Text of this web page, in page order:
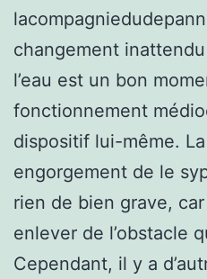
changement
l’eau est un bon
fonctionnement
dispositif lui-même.
engorgement de le
rien de bien grave,
enlever de l’obstacle
Cependant, il y a